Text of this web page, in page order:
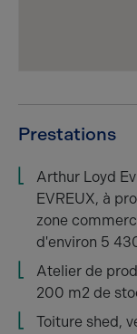
Prestations
Arthur Loyd
EVREUX, à
zone
d'environ 5
Atelier de
200 m2 de
Toiture shed,